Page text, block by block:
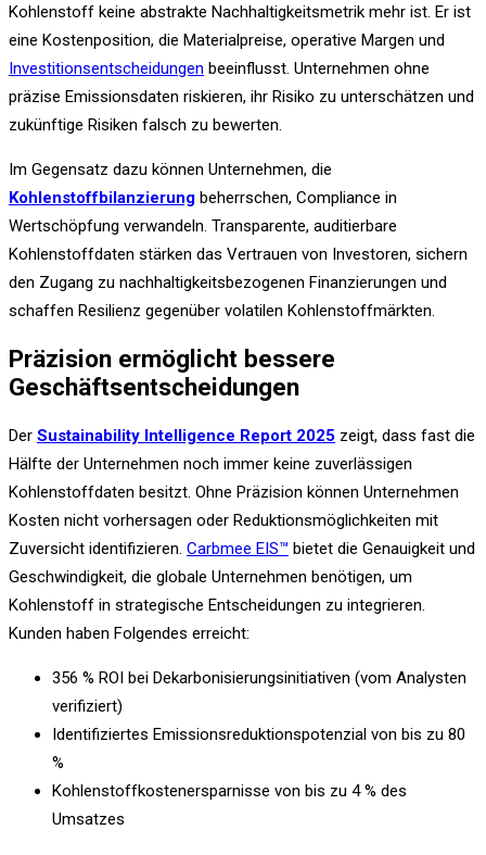
Kohlenstoff keine abstrakte Nachhaltigkeitsmetrik mehr ist. Er ist
eine Kostenposition, die Materialpreise, operative Margen und
Investitionsentscheidungen beeinflusst. Unternehmen ohne
präzise Emissionsdaten riskieren, ihr Risiko zu unterschätzen und
zukünftige Risiken falsch zu bewerten.
Im Gegensatz dazu können Unternehmen, die
Kohlenstoffbilanzierung beherrschen, Compliance in
Wertschöpfung verwandeln. Transparente, auditierbare
Kohlenstoffdaten stärken das Vertrauen von Investoren, sichern
den Zugang zu nachhaltigkeitsbezogenen Finanzierungen und
schaffen Resilienz gegenüber volatilen Kohlenstoffmärkten.
Präzision ermöglicht bessere
Geschäftsentscheidungen
Der Sustainability Intelligence Report 2025 zeigt, dass fast die
Hälfte der Unternehmen noch immer keine zuverlässigen
Kohlenstoffdaten besitzt. Ohne Präzision können Unternehmen
Kosten nicht vorhersagen oder Reduktionsmöglichkeiten mit
Zuversicht identifizieren. Carbmee EIS™ bietet die Genauigkeit und
Geschwindigkeit, die globale Unternehmen benötigen, um
Kohlenstoff in strategische Entscheidungen zu integrieren.
Kunden haben Folgendes erreicht:
356 % ROI bei Dekarbonisierungsinitiativen (vom Analysten
verifiziert)
Identifiziertes Emissionsreduktionspotenzial von bis zu 80
%
Kohlenstoffkostenersparnisse von bis zu 4 % des
Umsatzes